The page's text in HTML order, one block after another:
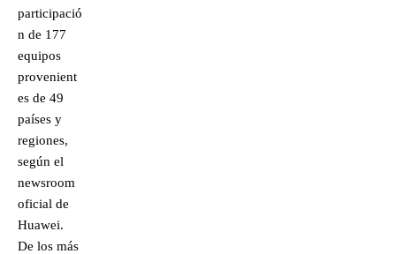
participació
n de 177
equipos
provenient
es de 49
países y
regiones,
según el
newsroom
oficial de
Huawei.
De los más